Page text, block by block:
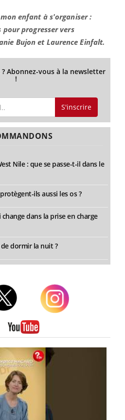
enfant à s'organiser :
pour progresser vers
Bujon et Laurence Einfalt.
Abonnez-vous à la newsletter
!
S'inscrire
Nile : que se passe-t-il dans le
ils aussi les os ?
dans la prise en charge
dormir la nuit ?